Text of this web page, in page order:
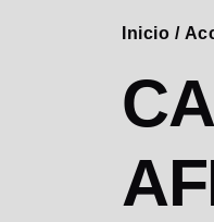
Inicio /